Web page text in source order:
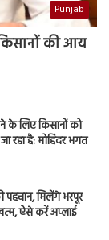
Punjab
की आय
के लिए किसानों को
रहा है: मोहिंदर भगत
पहचान, मिलेंगे भरपूर
ऐसे करें अप्लाई